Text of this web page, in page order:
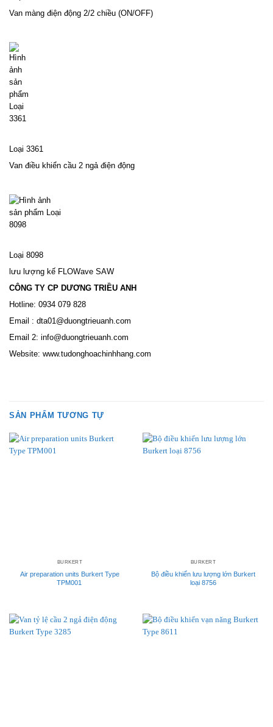
Van màng điện động 2/2 chiều (ON/OFF)
Loại 3361
Van điều khiển cầu 2 ngả điện động
Loại 8098
lưu lượng kế FLOWave SAW
CÔNG TY CP DƯƠNG TRIỀU ANH
Hotline: 0934 079 828
Email : dta01@duongtrieuanh.com
Email 2: info@duongtrieuanh.com
Website: www.tudonghoachinhhang.com
SẢN PHẨM TƯƠNG TỰ
BURKERT
Air preparation units Burkert Type
TPM001
BURKERT
Bộ điều khiển lưu lượng lớn Burkert
loại 8756